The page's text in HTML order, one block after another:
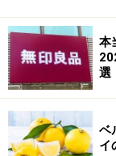
本
選
ベ
イ